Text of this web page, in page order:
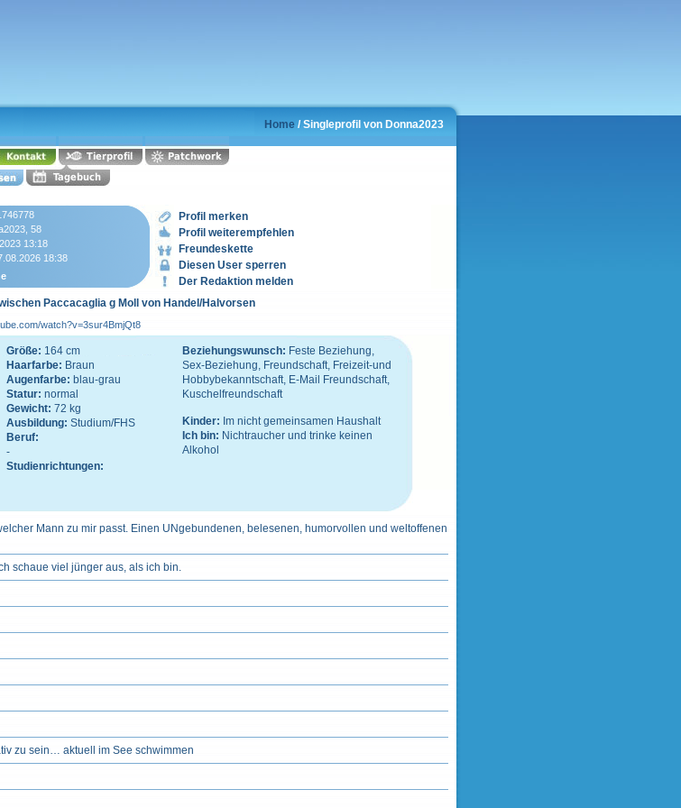
Home / Singleprofil von Donna2023
58
13:18
18:38
Profil merken
Profil weiterempfehlen
Freundeskette
Diesen User sperren
Der Redaktion melden
Paccacaglia g Moll von Handel/Halvorsen
watch?v=3sur4BmjQt8
Größe: 164 cm
Haarfarbe: Braun
Augenfarbe: blau-grau
Statur: normal
Gewicht: 72 kg
Ausbildung: Studium/FHS
Beruf:
-
Studienrichtungen:
Beziehungswunsch: Feste Beziehung,
Sex-Beziehung, Freundschaft, Freizeit-und
Hobbybekanntschaft, E-Mail Freundschaft,
Kuschelfreundschaft
Kinder: Im nicht gemeinsamen Haushalt
Ich bin: Nichtraucher und trinke keinen
Alkohol
Mann zu mir passt. Einen UNgebundenen, belesenen, humorvollen und weltoffenen
schaue viel jünger aus, als ich bin.
zu sein… aktuell im See schwimmen